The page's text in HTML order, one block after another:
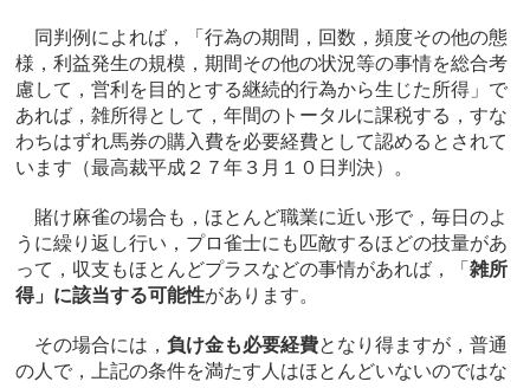
同判例によれば，「行為の期間，回数，頻度その他の態
様，利益発生の規模，期間その他の状況等の事情を総合考
慮して，営利を目的とする継続的行為から生じた所得」で
あれば，雑所得として，年間のトータルに課税する，すな
わちはずれ馬券の購入費を必要経費として認めるとされて
います（最高裁平成２７年３月１０日判決）。
賭け麻雀の場合も，ほとんど職業に近い形で，毎日のよ
うに繰り返し行い，プロ雀士にも匹敵するほどの技量があ
って，収支もほとんどプラスなどの事情があれば，「雑所
得」に該当する可能性があります。
その場合には，負け金も必要経費となり得ますが，普通
の人で，上記の条件を満たす人はほとんどいないのではな